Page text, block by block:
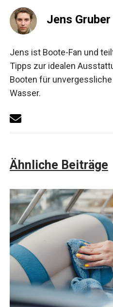
Jens Gruber
Jens ist Boote-Fan und
Tipps zur idealen
Booten für
Wasser.
Ähnliche Beiträge